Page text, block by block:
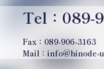
Tel：089-
Fax：089-906-3163
Mail：info@hinode-